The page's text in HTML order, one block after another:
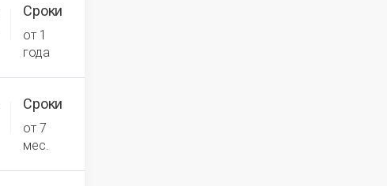
Сроки
от 1
года
Сроки
от 7
мес.